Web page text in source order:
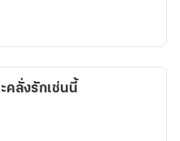
คลั่งรักเช่นนี้